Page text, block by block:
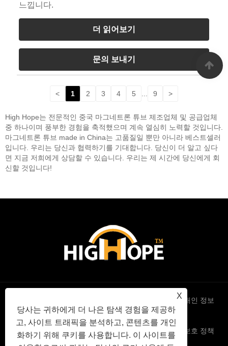
느낍니다.
더 읽어보기
문의 보내기
< 1 2 3 4 5 9 >
High Hope는 전문적인 중국 마그네트론 튜브 제조업체 및 공급업체
중 하나이며 풍부한 경험을 축적했으며 계속 열심히 노력할 것입니다.
마그네트론 튜브 made in China는 고품질일 뿐만 아니라 베스트셀러
입니다. 우리는 당신과 협력하기를 기대합니다. 당신이 더 알고 싶다
면 지금 저희에게 상담할 수 있습니다. 우리는 제 시간에 당신에게 회
신할 것입니다!
X
당사는 귀하에게 더 나은 탐색 경험을 제공하
고, 사이트 트래픽을 분석하고, 콘텐츠를 개인
화하기 위해 쿠키를 사용합니다. 이 사이트를
개인 정보
보호 정책